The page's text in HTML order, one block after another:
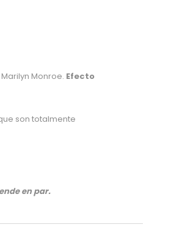
Monroe. Efecto
son totalmente
en par.